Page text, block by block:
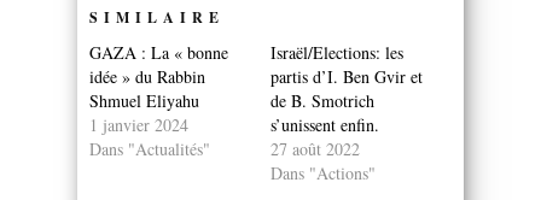
SIMILAIRE
GAZA : La « bonne
idée » du Rabbin
Shmuel Eliyahu
1 janvier 2024
Dans "Actualités"
Israël/Elections: les
partis d’I. Ben Gvir et
de B. Smotrich
s’unissent enfin.
27 août 2022
Dans "Actions"